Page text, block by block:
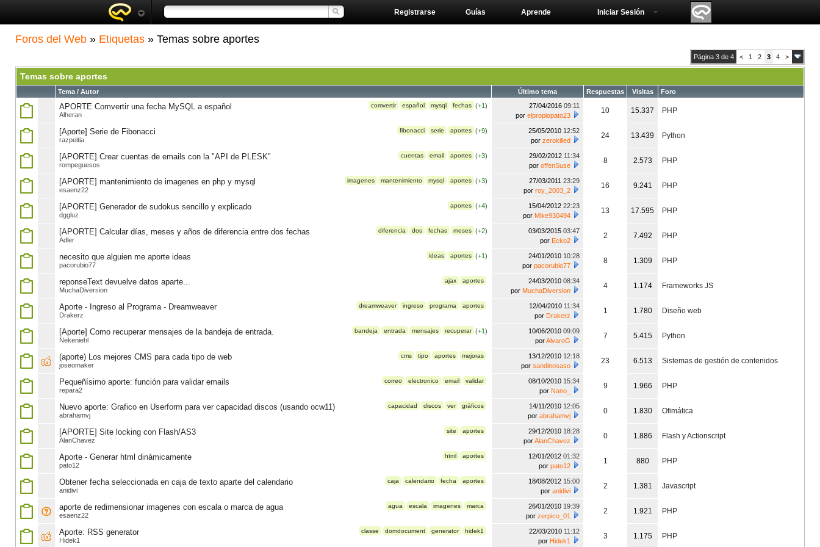
Aprende
Guías
Registrarse Iniciar Sesión
Foros del Web » Etiquetas » Temas sobre aportes
Página 3 de 4 < 1 2 3 4 >
Temas sobre aportes
Tema / Autor Último tema Respuestas Visitas
Foro
(+1)
comvertir español mysql fechas
APORTE Comvertir una fecha MySQL a español
Alheran
27/04/2016 09:11
por elpropiopato23
10 15.337 PHP
(+9)
fibonacci serie aportes
[Aporte] Serie de Fibonacci
razpeitia
25/05/2010 12:52
por zerokilled
24 13.439 Python
(+3)
cuentas email aportes
[APORTE] Crear cuentas de emails con la "API de PLESK"
rompeguesos
29/02/2012 11:34
por offenSuse
8 2.573 PHP
(+3)
imagenes mantenimiento mysql aportes
[APORTE] mantenimiento de imagenes en php y mysql
esaenz22
27/03/2011 23:29
por roy_2003_2
16 9.241 PHP
(+4)
aportes
[APORTE] Generador de sudokus sencillo y explicado
dggluz
15/04/2012 22:23
por Mike930494
13 17.595 PHP
(+2)
diferencia dos fechas meses
[APORTE] Calcular días, meses y años de diferencia entre dos fechas
Adler
03/03/2015 03:47
por Ecko2
2 7.492 PHP
(+1)
ideas aportes
necesito que alguien me aporte ideas
pacorubio77
24/01/2010 10:28
por pacorubio77
8 1.309 PHP
ajax aportes
reponseText devuelve datos aparte...
MuchaDiversion
24/03/2010 08:34
por MuchaDiversion
4 1.174 Frameworks JS
dreamweaver ingreso programa aportes
Aporte - Ingreso al Programa - Dreamweaver
Drakerz
12/04/2010 11:34
por Drakerz
1 1.780 Diseño web
(+1)
bandeja entrada mensajes recuperar
[Aporte] Como recuperar mensajes de la bandeja de entrada.
Nekeniehl
10/06/2010 09:09
porAlvaroG
7 5.415 Python
cms tipo aportes mejoras
(aporte) Los mejores CMS para cada tipo de web
joseomaker
13/12/2010 12:18
por sandinosaso
23 6.513 Sistemas de gestión de contenidos
correo electronico email validar
Pequeñísimo aporte: función para validar emails
repara2
08/10/2010 15:34
por Nano_
9 1.966 PHP
capacidad discos ver gráficos
Nuevo aporte: Grafico en Userform para ver capacidad discos (usando ocw11)
abrahamvj
14/11/2010 12:05
por abrahamvj
0 1.830 Ofimática
site aportes
[APORTE] Site locking con Flash/AS3
AlanChavez
29/12/2010 18:28
porAlanChavez
0 1.886 Flash y Actionscript
html aportes
Aporte - Generar html dinámicamente
pato12
12/01/2012 01:32
por pato12
1 880 PHP
caja calendario fecha aportes
Obtener fecha seleccionada en caja de texto aparte del calendario
anidivi
18/08/2012 15:00
por anidivi
2 1.381 Javascript
agua escala imagenes marca
aporte de redimensionar imagenes con escala o marca de agua
esaenz22
26/01/2010 19:39
por zerpico_01
2 1.921 PHP
classe domdocument generator hidek1
Aporte: RSS generator
Hidek1
22/03/2010 11:12
por Hidek1
3 1.175 PHP